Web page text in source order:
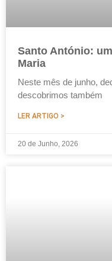
Santo António:
Maria
Neste mês de junho,
descobrimos também
LER ARTIGO >
20 de Junho, 2026